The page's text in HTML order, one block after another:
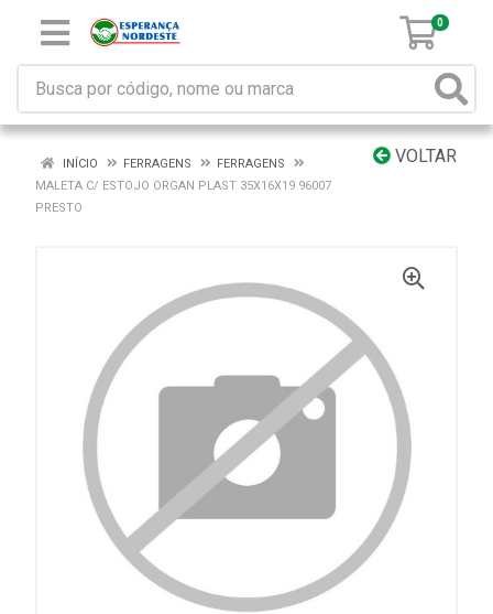
0
VOLTAR
INÍCIO FERRAGENS
FERRAGENS
MALETA C/ ESTOJO ORGAN PLAST 35X16X19 96007
PRESTO